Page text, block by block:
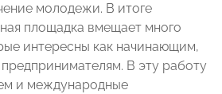
молодежи. В итоге
площадка вмещает много
интересны как начинающим,
В эту работу
и международные